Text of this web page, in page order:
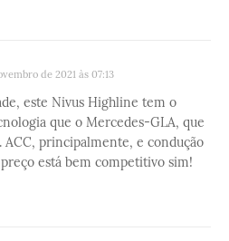
de 2021 às 07:13
este Nivus Highline tem o
que o Mercedes-GLA, que
ACC, principalmente, e condução
está bem competitivo sim!